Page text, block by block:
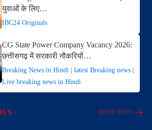
युवाओं के लिए…
IBC24 Originals
CG State Power Company Vacancy 2026:
छत्तीसगढ़ में सरकारी नौकरियों…
Breaking News in Hindi | latest Breaking news |
Live breaking news in Hindi
MORE NEWS